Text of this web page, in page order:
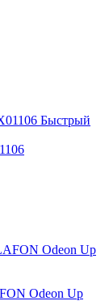
Быстрый
Odeon Up